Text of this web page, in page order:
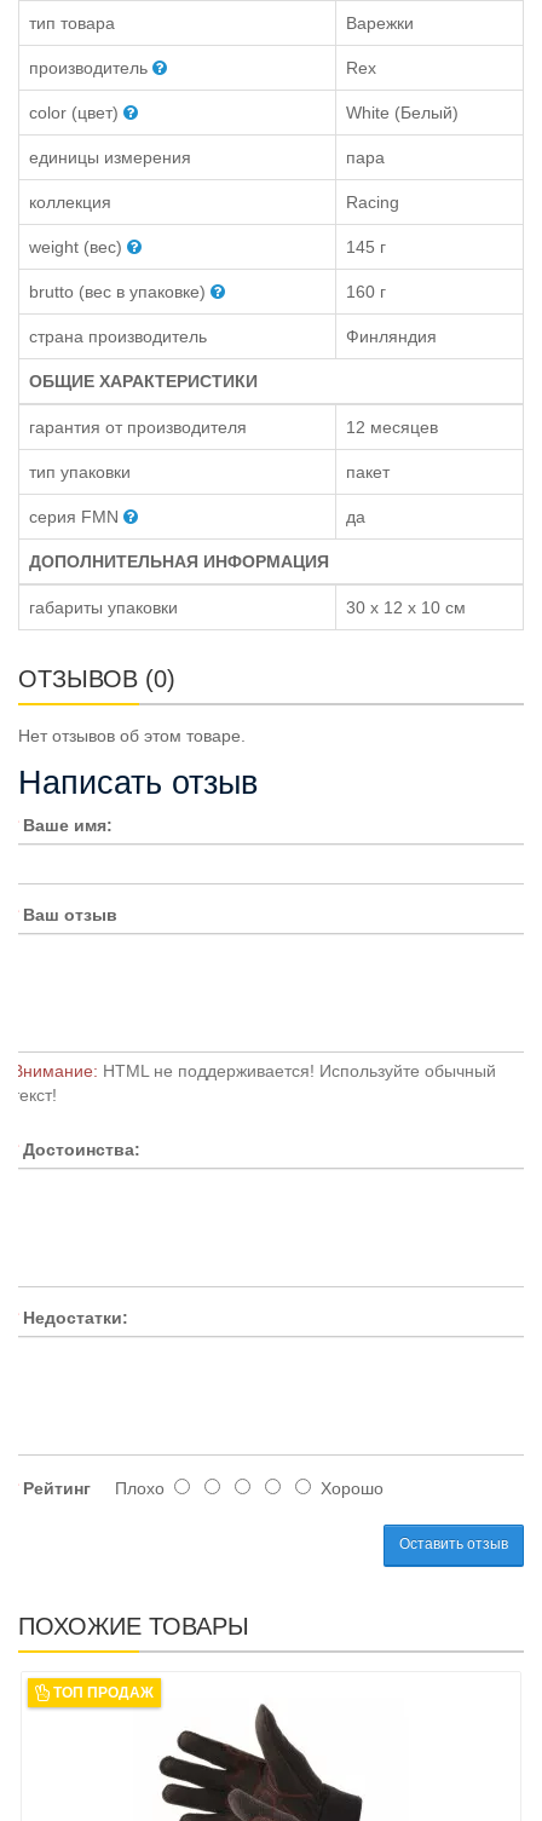
тип товара Варежки
производитель Rex
color (цвет) White (Белый)
единицы измерения пара
коллекция Racing
weight (вес) 145 г
brutto (вес в упаковке) 160 г
страна производитель Финляндия
ОБЩИЕ ХАРАКТЕРИСТИКИ
гарантия от производителя 12 месяцев
тип упаковки пакет
серия FMN да
ДОПОЛНИТЕЛЬНАЯ ИНФОРМАЦИЯ
габариты упаковки 30 x 12 x 10 см
ОТЗЫВОВ (0)
Нет отзывов об этом товаре.
Написать отзыв
Ваше имя:
Ваш отзыв
Внимание: HTML не поддерживается! Используйте обычный
текст!
Достоинства:
Недостатки:
Рейтинг Плохо Хорошо
Оставить отзыв
ПОХОЖИЕ ТОВАРЫ
ТОП ПРОДАЖ